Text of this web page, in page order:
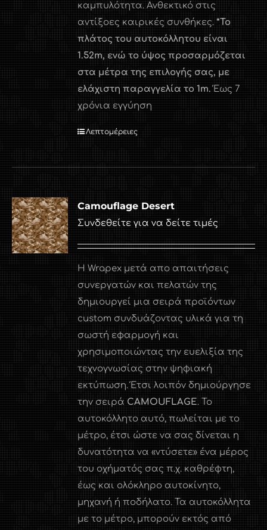
καμπυλότητα. Ανθεκτικό στις
αντίξοες καιρικές συνθήκες.*Το
πλάτος του αυτοκόλλητου είναι
1.52m, ενώ το ύψος προσαρμόζεται
στα μέτρα της επιλογής σας, με
ελάχιστη παραγγελία το 1m.Έως 7
χρόνια εγγύηση
Λεπτομέρειες
Camouflage Desert
Συνδεθείτε για να δείτε τιμές
Η Wrapex μετά απο απαιτήσεις
συνεργατών και πελατών της
δημιουργεί μια σειρά προϊόντων
custom συνδυάζοντας υλικά για τη
σωστή εφαρμογή και
χρησιμοποιώντας την ευελιξία της
τεχνογνωσίας στην ψηφιακή
εκτύπωση. Έτσι λοιπόν δημιούργησε
την σειρά CAMOUFLAGE. Το
αυτοκόλλητο αυτό, πωλείται με το
μέτρο, έτσι ώστε να σας δίνεται η
δυνατότητα να «ντύσετε» ένα μέρος
του οχήματός σας π.χ. καθρέφτη,
έως και ολόκληρο αυτοκίνητο,
μηχανή ή ποδήλατο. Τα αυτοκόλλητα
με το μέτρο, μπορούν εκτός από